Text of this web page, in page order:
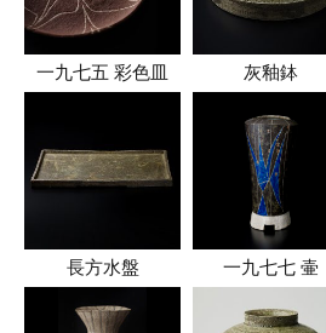
一九七五 彩色皿 灰釉鉢
長方水盤 一九七七 壷